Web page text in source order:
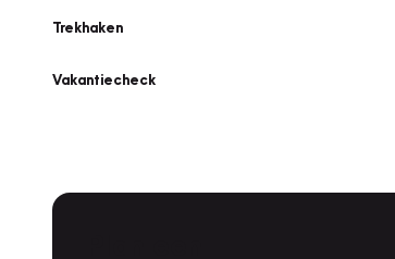
Trekhaken
Vakantiecheck